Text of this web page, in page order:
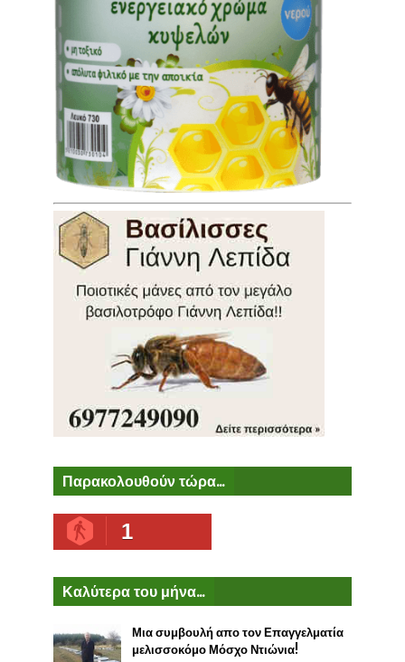
Παρακολουθούν τώρα...
1
Καλύτερα του μήνα...
Μια συμβουλή απο τον Επαγγελματία
μελισσοκόμο Μόσχο Ντιώνια!